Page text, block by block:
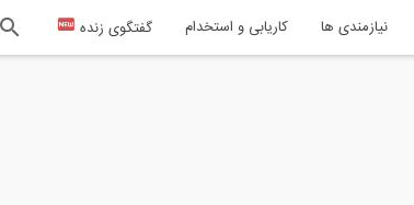
نیازمندی ها کاریابی و استخدام گفتگوی زنده